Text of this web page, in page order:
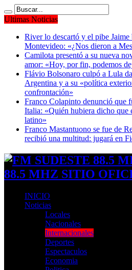
Ultimas Noticias
River lo descartó y el pibe
Montevideo: «¿Nos dieron a
Camilota presentó a su nueva
amor: «Hoy, por fin, podemos
Flávio Bolsonaro culpó a Lula
Argentina y a su «política
confrontación»
Franco Colapinto denunció que
Italia: «Quién hubiera dicho que
latino»
Franco Mastantuono se fue de
recibió una multitud: jugará en
88.5 MHZ SITIO
INICIO
Noticias
Locales
Nacionales
Internacionales
Deportes
Espectaculos
Economia